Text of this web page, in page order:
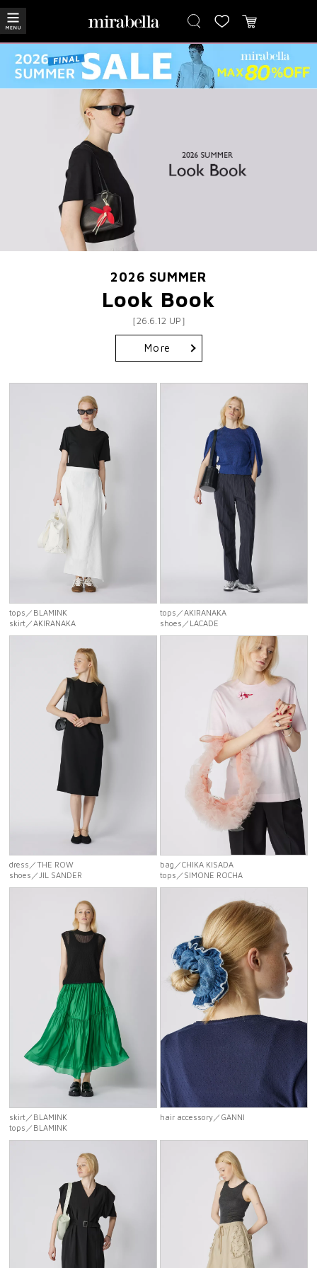
2026 SUMMER
Look Book
［26.6.12 UP］
More
tops ／BLAMINK
skirt ／AKIRANAKA
tops ／AKIRANAKA
shoes ／LACADE
dress ／THE ROW
shoes ／JIL SANDER
bag ／CHIKA KISADA
tops ／SIMONE ROCHA
skirt ／BLAMINK
tops ／BLAMINK
hair accessory ／GANNI